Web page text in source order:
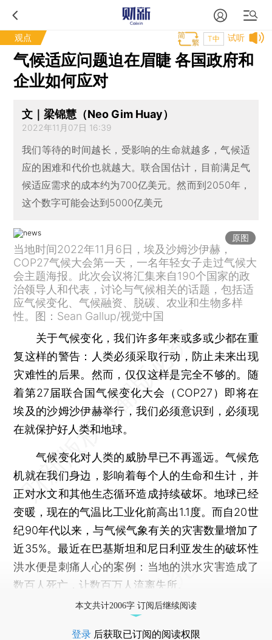
观点 试听
T中
气候适应问题迫在眉睫 各国政府和
企业如何应对
文｜梁锦慧（Neo Gim Huay）
2022年11月07日 16:39
我们等待的时间越长，受影响的生命就越多，气候适
应的困难和代价也就越大。联合国估计，目前满足气
候适应需求的成本约为700亿美元。然而到2050年，
这个数字可能会达到5000亿美元
原图
当地时间2022年11月6日，埃及沙姆沙伊赫，
COP27气候大会第一天，一名年轻女子走过气候大
会主题海报。此次会议将汇集来自190个国家的政
治领导人和代表，讨论与气候相关的话题，包括适
应气候变化、气候融资、脱碳、农业和生物多样
性。图：Sean Gallup/视觉中国
关于气候变化，我们许多年来或多或少都在重
复这样的警告：人类必须采取行动，防止未来出现
灾难性的后果。然而，仅仅这样是完全不够的。随
着第27届联合国气候变化大会（COP27）即将在
埃及的沙姆沙伊赫举行，我们必须意识到，必须现
在就保护好人类和地球。
气候变化对人类的威胁早已不再遥远。气候危
机就在我们身边，影响着每个人的生命和生计，并
正对水文和其他生态循环造成持续破坏。地球已经
变暖，现在的气温比工业化前高出1.1度。而自20世
纪90年代以来，与气候气象有关的灾害数量增加了
近35%。最近在巴基斯坦和尼日利亚发生的破坏性
洪水便是刺痛人心的案例：当地的洪水灾害造成了
数百人死亡，让数百万人流离失所。
本文共计2006字 订阅后继续阅读
登录 后获取已订阅的阅读权限